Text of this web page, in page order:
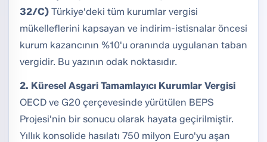
32/C) Türkiye'deki tüm kurumlar vergisi
mükelleflerini kapsayan ve indirim-istisnalar öncesi
kurum kazancının %10'u oranında uygulanan taban
vergidir. Bu yazının odak noktasıdır.
2. Küresel Asgari Tamamlayıcı Kurumlar Vergisi
OECD ve G20 çerçevesinde yürütülen BEPS
Projesi'nin bir sonucu olarak hayata geçirilmiştir.
Yıllık konsolide hasılatı 750 milyon Euro'yu aşan